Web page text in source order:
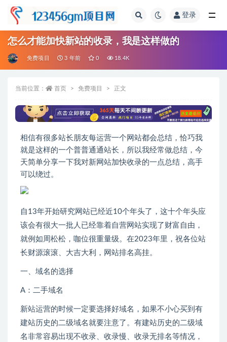
登录
怎么才能加快新站的收录，我是这样做的
免费项目 3 年前 0 18.4K
当前位置： 首页 免费项目 正文
相信有很多站长朋友每运营一个网站都会总结，恰巧我
就是这样的一个普普通通站长，所以我经常做总结，今
天简单分享一下我对新网站加快收录的一点总结，高手
可以绕过。
自13年开始研究网站已经近10个年头了，这十个年头应
该会有很大一批人已经靠着自营网站实现了财富自由，
就例如周松松，咖位很重量级。在2023年里，祝各位站
长财源滚滚、大吉大利，网站排名高挂。
一、域名的选择
A：二手域名
新站运营的时候一定要选择好域名，如果不小心买到有
建站历史的二级域名就要注意了。有建站历史的二级域
名非常容易出现不收录、收录慢、收录无排名等情况，